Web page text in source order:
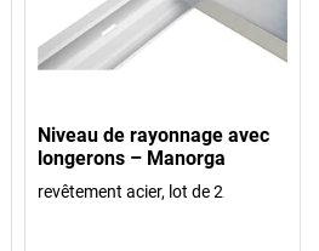
Niveau de rayonnage avec
longerons – Manorga
revêtement acier, lot de 2